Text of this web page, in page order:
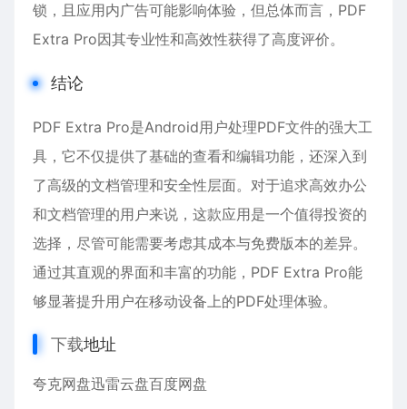
锁，且应用内广告可能影响体验，但总体而言，PDF
Extra Pro因其专业性和高效性获得了高度评价。
结论
PDF Extra Pro是Android用户处理PDF文件的强大工
具，它不仅提供了基础的查看和编辑功能，还深入到
了高级的文档管理和安全性层面。对于追求高效办公
和文档管理的用户来说，这款应用是一个值得投资的
选择，尽管可能需要考虑其成本与免费版本的差异。
通过其直观的界面和丰富的功能，PDF Extra Pro能
够显著提升用户在移动设备上的PDF处理体验。
下载地址
夸克网盘迅雷云盘百度网盘